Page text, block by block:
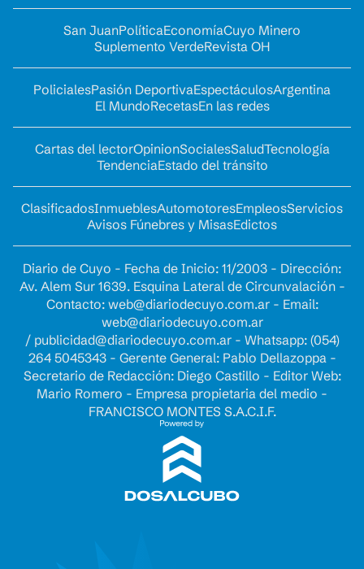
San JuanPolíticaEconomíaCuyo Minero
Suplemento VerdeRevista OH
PolicialesPasión DeportivaEspectáculosArgentina
El MundoRecetasEn las redes
Cartas del lectorOpinionSocialesSaludTecnología
TendenciaEstado del tránsito
ClasificadosInmueblesAutomotoresEmpleosServicios
Avisos Fúnebres y MisasEdictos
Diario de Cuyo - Fecha de Inicio: 11/2003 - Dirección:
Av. Alem Sur 1639. Esquina Lateral de Circunvalación -
Contacto: web@diariodecuyo.com.ar- Email:
web@diariodecuyo.com.ar
/ publicidad@diariodecuyo.com.ar- Whatsapp: (054)
264 5045343 - Gerente General: Pablo Dellazoppa -
Secretario de Redacción: Diego Castillo - Editor Web:
Mario Romero - Empresa propietaria del medio -
FRANCISCO MONTES S.A.C.I.F.